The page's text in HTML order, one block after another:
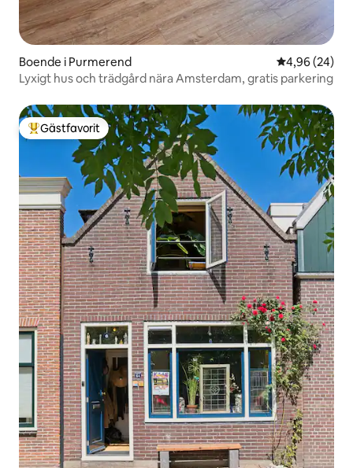
Boende i Purmerend 4,96 av 5 i
4,96 (24)
Lyxigt hus och trädgård nära Amsterdam, gratis parkering
Populär gästfavorit
Gästfavorit